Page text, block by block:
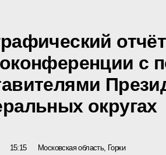
отчёт
с
округах
15:15 Московская область, Горки